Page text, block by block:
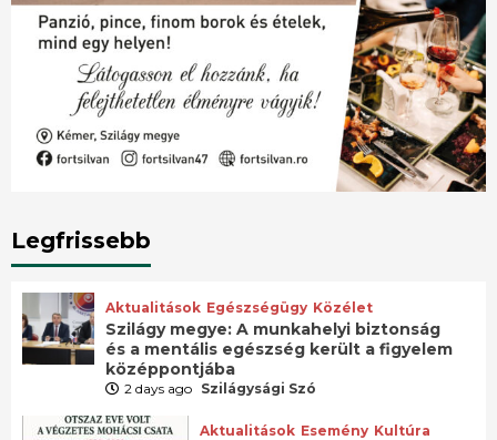
Legfrissebb
Aktualitások Egészségügy Közélet
Szilágy megye: A munkahelyi biztonság
és a mentális egészség került a figyelem
középpontjába
2 days ago Szilágysági Szó
Aktualitások Esemény Kultúra